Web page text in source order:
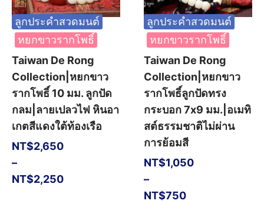
ลูกประคำสวดมนต์
หยกขาวรากโพธิ์
Taiwan De Rong
Collection|หยกขาว
รากโพธิ์ 10 มม. ลูกปัด
กลม|ลายเปลวไฟ หินอา
เกตสีแดงใต้ท้องเรือ
NT$2,250
–
NT$2,650
ลูกประคำสวดมนต์
หยกขาวรากโพธิ์
Taiwan De Rong
Collection|หยกขาว
รากโพธิ์ลูกปัดทรง
กระบอก 7x9 มม.|อเมทิ
สต์ธรรมชาติไม่ผ่าน
การย้อมสี
NT$750
–
NT$1,050